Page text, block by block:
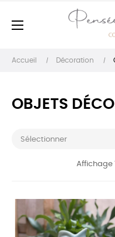
Basculer
☰
Accueil Décoration
OBJETS DÉCO
Sélectionner
Affichage